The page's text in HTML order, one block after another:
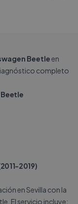
Beetleen
completo
2019)
en Sevilla con la
El servicio incluye: